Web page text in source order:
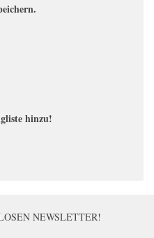
hinzu!
NEWSLETTER!